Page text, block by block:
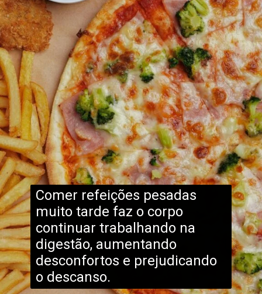
Comer refeições pesadas
muito tarde faz o corpo
continuar trabalhando na
digestão, aumentando
desconfortos e prejudicando
o descanso.